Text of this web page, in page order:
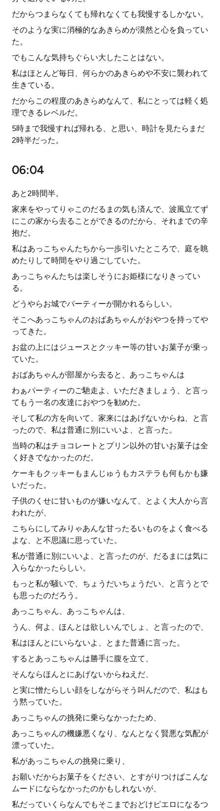
だからつまらなくても帰れなくても我慢するしかない。
そのような実に消極的なあきらめが漠然と心を負ってい
た。
でもこんな気持ちぐらい大したことはない。
私はほとんど毎日、何らかのあきらめや不安に襲われて
生きている。
だからこの程度のあきらめなんて、私にとっては軽く処
理できるレベルだ。
5時まで我慢すれば帰れる、と思い、時計を見たらまだ
2時半だった。
06:04
あと2時間半。
家来をやってりゃこのだるまの気も済んで、波風立てず
にこの家から去ることができるのだから、それまでの辛
抱だ。
私はあっこちゃんたちから一歩引いたところで、庭を眺
めたりして時間をやり過ごしていた。
あっこちゃんたちは楽しそうにお姫様になりきってい
る。
どうやらお城でパーティーが開かれるらしい。
そこへあっこちゃんのおばあちゃんがおやつを持ってや
ってきた。
お盆の上にはジュースとクッキー等の甘いお菓子が乗っ
ていた。
おばあちゃんが部屋から去ると、あっこちゃんは
わぁパーティーのご馳走よ、いただきましょう、と言っ
てもう一名の友達におやつを勧めた。
そして私の方を向いて、家来にはあげないからね、と言
ったので、私は普通に別にいいよ、と言った。
当時の私はチョコレートとプリン以外の甘いお菓子は全
く好きでなかったのだ。
ケーキもクッキーもまんじゅうもカステラも何もかも嫌
いだった。
子供のくせに甘いものが嫌いなんて、とよく大人から言
われたが、
こちらにしてみりゃあんな甘ったるいものをよく食べる
よな、と不思議に思っていた。
私が普通に別にいいよ、と言ったのが、だるまには気に
入らなかったらしい。
もっと私が騒いで、ちょうだいちょうだい、と言うとで
も思ったのだろう。
あっこちゃん、あっこちゃんは、
うん、何よ、ほんとは欲しいんでしょ、と言ったので、
私はほんとにいらないよ、とまた普通に言った。
するとあっこちゃんは勝手に腹を立て、
そんならほんとにあげないからねえだ、
と実に憎たらしい顔をしながらそう叫んだので、私はも
う黙っていた。
あっこちゃんの挑発に乗らなかったため、
あっこちゃんの機嫌悪くなり、なんとなく賢悪な気配が
漂っていた。
私があっこちゃんの挑発に乗り、
お願いだからお菓子をください、とすがりつけばこんな
ムードにならなかったのかもしれないが、
私だっていくらなんでもそこまでおどけピエロになるつ